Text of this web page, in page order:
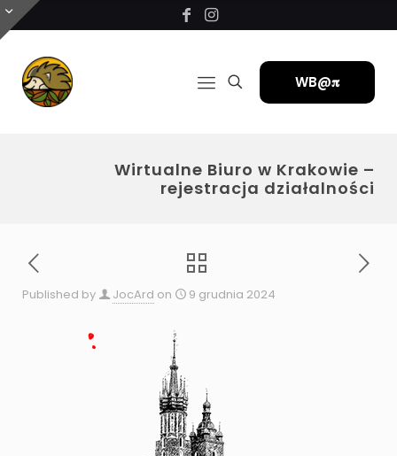
WB@𝛑
Wirtualne Biuro w Krakowie –
rejestracja działalności
Published by JocArd on 9 grudnia 2024